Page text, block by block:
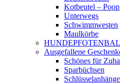
Kotbeutel –
Unterwegs
Schwimmwesten
Maulkörbe
Ausgefallene
Schönes für
Sparbüchsen